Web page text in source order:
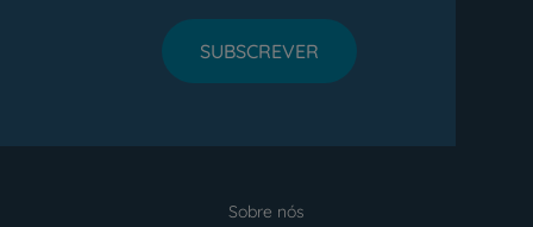
SUBSCREVER
Sobre nós